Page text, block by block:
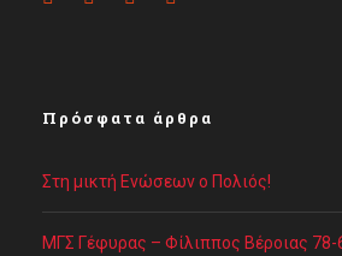
Πρόσφατα άρθρα
Στη μικτή Ενώσεων ο Πολιός!
ΜΓΣ Γέφυρας – Φίλιππος Βέροιας 78-